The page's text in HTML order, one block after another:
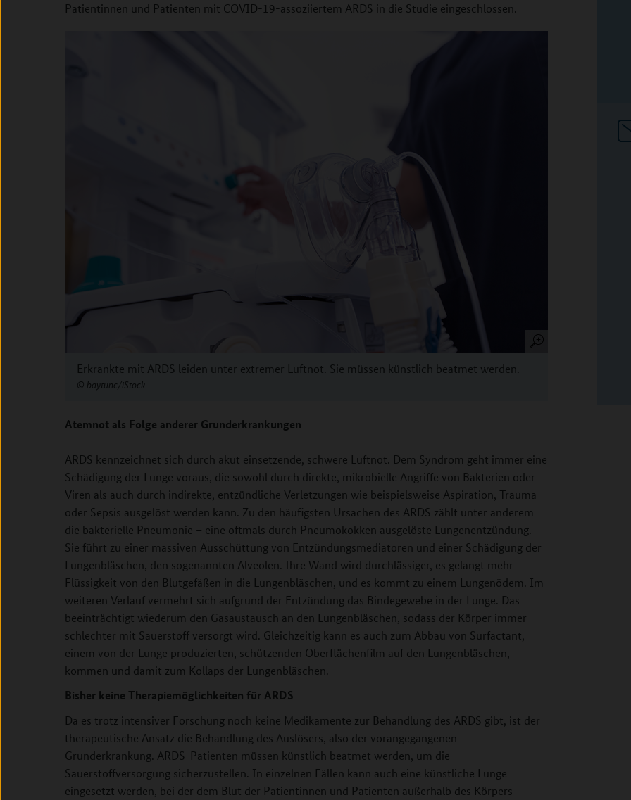
Patientinnen und Patienten mit COVID-19-assoziiertem ARDS in die Studie eingeschlossen.
Erkrankte mit ARDS leiden unter extremer Luftnot. Sie müssen künstlich beatmet werden.
baytunc/iStock
Atemnot als Folge anderer Grunderkrankungen
ARDS kennzeichnet sich durch akut einsetzende, schwere Luftnot. Dem Syndrom geht immer eine
Schädigung der Lunge voraus, die sowohl durch direkte, mikrobielle Angriffe von Bakterien oder
Viren als auch durch indirekte, entzündliche Verletzungen wie beispielsweise Aspiration, Trauma
oder Sepsis ausgelöst werden kann. Zu den häufigsten Ursachen des ARDS zählt unter anderem
die bakterielle Pneumonie – eine oftmals durch Pneumokokken ausgelöste Lungenentzündung.
Sie führt zu einer massiven Ausschüttung von Entzündungsmediatoren und einer Schädigung der
Lungenbläschen, den sogenannten Alveolen. Ihre Wand wird durchlässiger, es gelangt mehr
Flüssigkeit von den Blutgefäßen in die Lungenbläschen, und es kommt zu einem Lungenödem. Im
weiteren Verlauf vermehrt sich aufgrund der Entzündung das Bindegewebe in der Lunge. Das
beeinträchtigt wiederum den Gasaustausch an den Lungenbläschen, sodass der Körper immer
schlechter mit Sauerstoff versorgt wird. Gleichzeitig kann es auch zum Abbau von Surfactant,
einem von der Lunge produzierten, schützenden Oberflächenfilm auf den Lungenbläschen,
kommen und damit zum Kollaps der Lungenbläschen.
Bisher keine Therapiemöglichkeiten für ARDS
Da es trotz intensiver Forschung noch keine Medikamente zur Behandlung des ARDS gibt, ist der
therapeutische Ansatz die Behandlung des Auslösers, also der vorangegangenen
Grunderkrankung. ARDS-Patienten müssen künstlich beatmet werden, um die
Sauerstoffversorgung sicherzustellen. In einzelnen Fällen kann auch eine künstliche Lunge
eingesetzt werden, bei der dem Blut der Patientinnen und Patienten außerhalb des Körpers